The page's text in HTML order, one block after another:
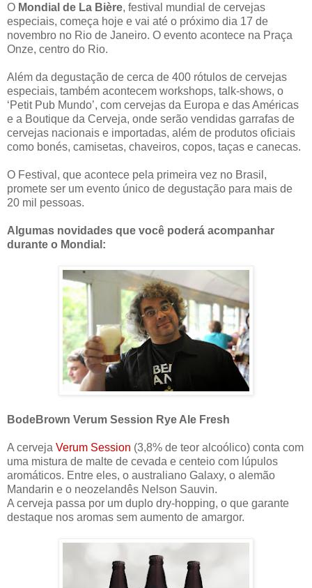
O Mondial de La Bière, festival mundial de cervejas
especiais, começa hoje e vai até o próximo dia 17 de
novembro no Rio de Janeiro. O evento acontece na Praça
Onze, centro do Rio.
Além da degustação de cerca de 400 rótulos de cervejas
especiais, também acontecem workshops, talk-shows, o
‘Petit Pub Mundo’, com cervejas da Europa e das Américas
e a Boutique da Cerveja, onde serão vendidas garrafas de
cervejas nacionais e importadas, além de produtos oficiais
como bonés, camisetas, chaveiros, copos, taças e canecas.
O Festival, que acontece pela primeira vez no Brasil,
promete ser um evento único de degustação para mais de
20 mil pessoas.
Algumas novidades que você poderá acompanhar
durante o Mondial:
BodeBrown Verum Session Rye Ale Fresh
A cerveja Verum Session (3,8% de teor alcoólico) conta com
uma mistura de malte de cevada e centeio com lúpulos
aromáticos. Entre eles, o australiano Galaxy, o alemão
Mandarin e o neozelandês Nelson Sauvin.
A cerveja passa por um duplo dry-hopping, o que garante
destaque nos aromas sem aumento de amargor.